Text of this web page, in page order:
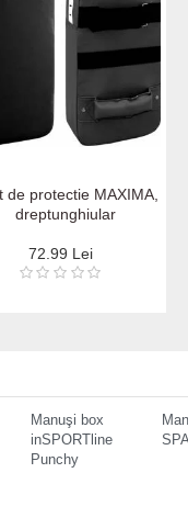
de protectie MAXIMA,
dreptunghiular
72.99 Lei
Manuşi box
inSPORTline
Punchy